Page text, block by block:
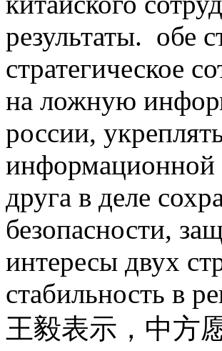
результаты. обе
стратегическое
на ложную
россии,
информационной
друга в деле
безопасности,
интересы двух
стабильность в
王毅表示，中方